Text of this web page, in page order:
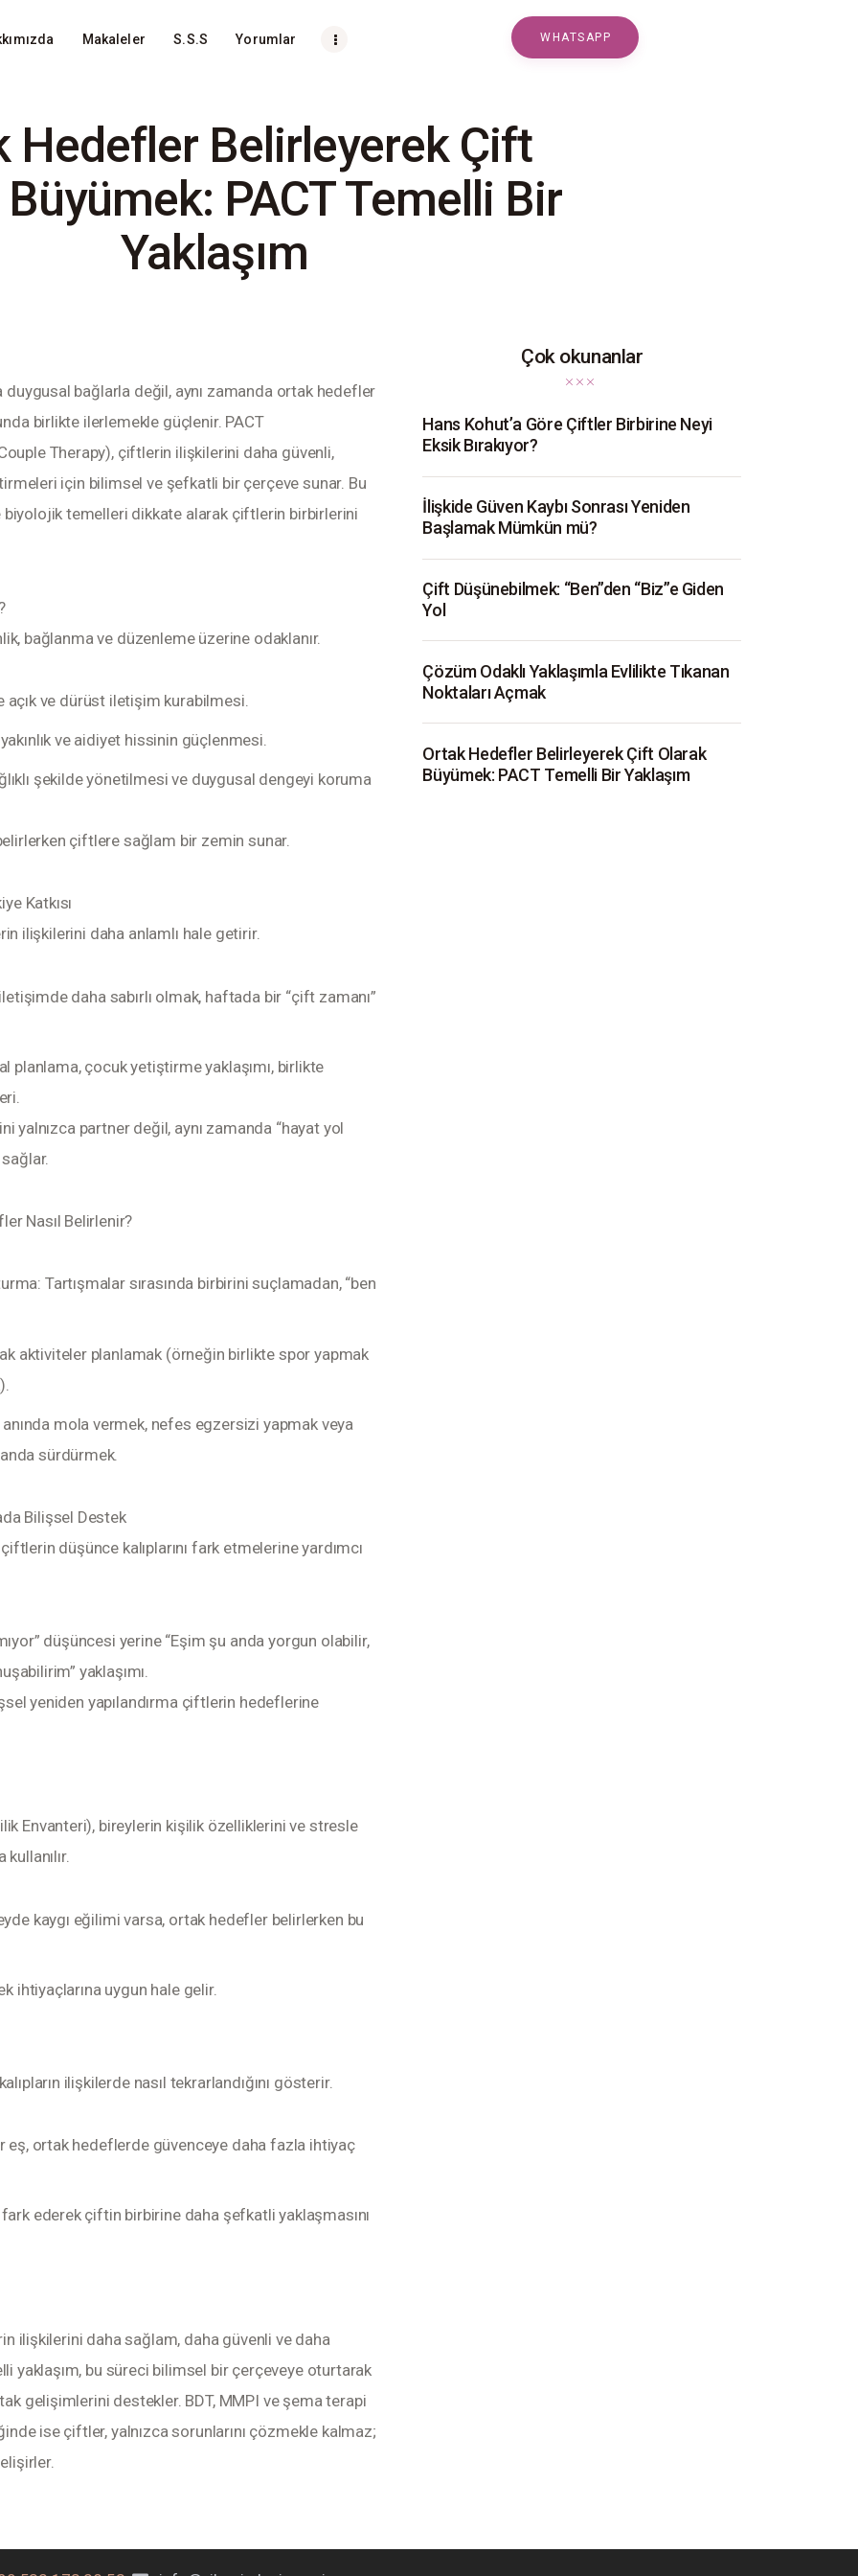
Makaleler S.S.S Yorumlar WHATSAPP
Hedefler Belirleyerek Çift
PACT Temelli Bir
Yaklaşım
duygusal bağlarla değil, aynı zamanda ortak hedefler
birlikte ilerlemekle güçlenir. PACT
Therapy), çiftlerin ilişkilerini daha güvenli,
için bilimsel ve şefkatli bir çerçeve sunar. Bu
biyolojik temelleri dikkate alarak çiftlerin birbirlerini
bağlanma ve düzenleme üzerine odaklanır.
ve dürüst iletişim kurabilmesi.
ve aidiyet hissinin güçlenmesi.
şekilde yönetilmesi ve duygusal dengeyi koruma
çiftlere sağlam bir zemin sunar.
Katkısı
ilişkilerini daha anlamlı hale getirir.
daha sabırlı olmak, haftada bir “çift zamanı”
planlama, çocuk yetiştirme yaklaşımı, birlikte
yalnızca partner değil, aynı zamanda “hayat yol
Nasıl Belirlenir?
Tartışmalar sırasında birbirini suçlamadan, “ben
aktiviteler planlamak (örneğin birlikte spor yapmak
mola vermek, nefes egzersizi yapmak veya
sürdürmek.
Bilişsel Destek
düşünce kalıplarını fark etmelerine yardımcı
düşüncesi yerine “Eşim şu anda yorgun olabilir,
yaklaşımı.
yeniden yapılandırma çiftlerin hedeflerine
Envanteri), bireylerin kişilik özelliklerini ve stresle
kaygı eğilimi varsa, ortak hedefler belirlerken bu
ihtiyaçlarına uygun hale gelir.
ilişkilerde nasıl tekrarlandığını gösterir.
eş, ortak hedeflerde güvenceye daha fazla ihtiyaç
fark ederek çiftin birbirine daha şefkatli yaklaşmasını
ilişkilerini daha sağlam, daha güvenli ve daha
yaklaşım, bu süreci bilimsel bir çerçeveye oturtarak
gelişimlerini destekler. BDT, MMPI ve şema terapi
ise çiftler, yalnızca sorunlarını çözmekle kalmaz;
Çok okunanlar
Hans Kohut’a Göre Çiftler Birbirine Neyi
Eksik Bırakıyor?
İlişkide Güven Kaybı Sonrası Yeniden
Başlamak Mümkün mü?
Çift Düşünebilmek: “Ben”den “Biz”e Giden
Yol
Çözüm Odaklı Yaklaşımla Evlilikte Tıkanan
Noktaları Açmak
Ortak Hedefler Belirleyerek Çift Olarak
Büyümek: PACT Temelli Bir Yaklaşım